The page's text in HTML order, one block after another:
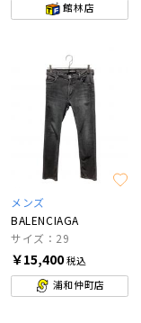
館林店
メンズ
BALENCIAGA
サイズ：29
￥15,400税込
浦和仲町店